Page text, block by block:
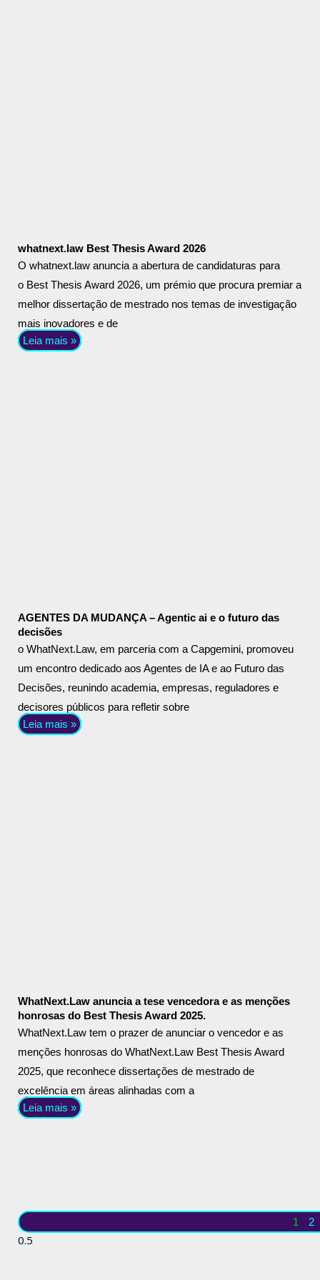
whatnext.law Best Thesis Award 2026
O whatnext.law anuncia a abertura de candidaturas para
o Best Thesis Award 2026, um prémio que procura premiar a
melhor dissertação de mestrado nos temas de investigação
mais inovadores e de
Leia mais »
AGENTES DA MUDANÇA – Agentic ai e o futuro das
decisões
o WhatNext.Law, em parceria com a Capgemini, promoveu
um encontro dedicado aos Agentes de IA e ao Futuro das
Decisões, reunindo academia, empresas, reguladores e
decisores públicos para refletir sobre
Leia mais »
WhatNext.Law anuncia a tese vencedora e as menções
honrosas do Best Thesis Award 2025.
WhatNext.Law tem o prazer de anunciar o vencedor e as
menções honrosas do WhatNext.Law Best Thesis Award
2025, que reconhece dissertações de mestrado de
excelência em áreas alinhadas com a
Leia mais »
1 2